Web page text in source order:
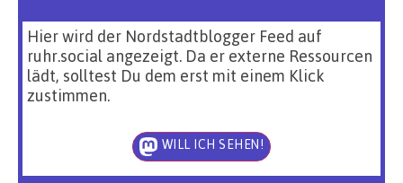
Hier wird der Nordstadtblogger Feed auf
ruhr.social angezeigt. Da er externe Ressourcen
lädt, solltest Du dem erst mit einem Klick
zustimmen.
WILL ICH SEHEN!